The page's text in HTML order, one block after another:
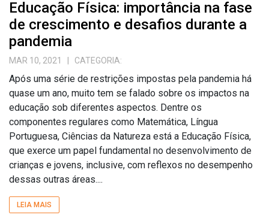
Educação Física: importância na fase
de crescimento e desafios durante a
pandemia
MAR 10, 2021 | CATEGORIA:
Após uma série de restrições impostas pela pandemia há
quase um ano, muito tem se falado sobre os impactos na
educação sob diferentes aspectos. Dentre os
componentes regulares como Matemática, Língua
Portuguesa, Ciências da Natureza está a Educação Física,
que exerce um papel fundamental no desenvolvimento de
crianças e jovens, inclusive, com reflexos no desempenho
dessas outras áreas....
LEIA MAIS